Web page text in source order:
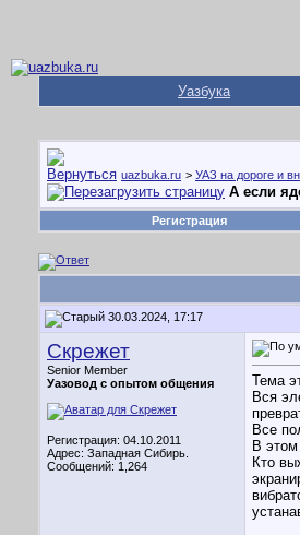
Уазбука
uazbuka.ru > УАЗ на дороге и
А если
Регистрация
30.03.2024, 17:17
Скрежет
Senior Member
Уазовод с опытом общения
Регистрация: 04.10.2011
Адрес: Западная Сибирь.
Сообщений: 1,264
Тема
Вся
Все
В
Кто